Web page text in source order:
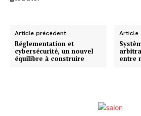
Article précédent
Réglementation et
cybersécurité, un nouvel
équilibre à construire
Article
entre